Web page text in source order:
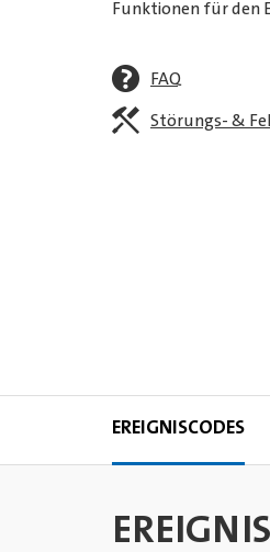
Funktionen für den
FAQ
Störungs- &
EREIGNISCODES